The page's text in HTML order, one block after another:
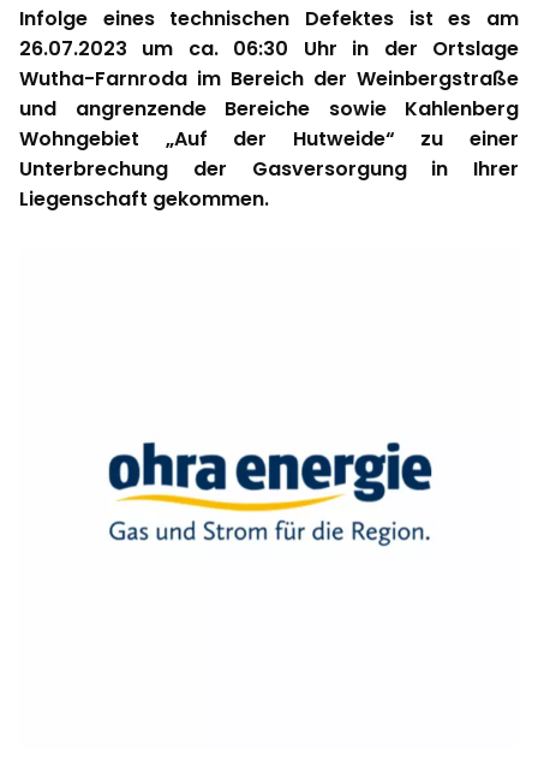
Infolge eines technischen Defektes ist es am
26.07.2023 um ca. 06:30 Uhr in der Ortslage
Wutha-Farnroda im Bereich der Weinbergstraße
und angrenzende Bereiche sowie Kahlenberg
Wohngebiet „Auf der Hutweide“ zu einer
Unterbrechung der Gasversorgung in Ihrer
Liegenschaft gekommen.